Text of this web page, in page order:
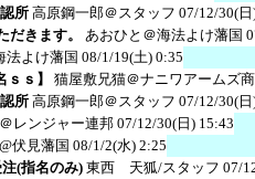
所 高原鋼一郎＠スタッフ 07/12/30(
だきます。
あおひと＠海法よけ藩国
法よけ藩国 08/1/19(土) 0:35
ｓ】
猫屋敷兄猫＠ナニワアームズ
所 高原鋼一郎＠スタッフ 07/12/30(
レンジャー連邦 07/12/30(日) 15:43
伏見藩国 08/1/2(水) 2:25
(指名のみ) 東西 天狐/スタッフ 07/